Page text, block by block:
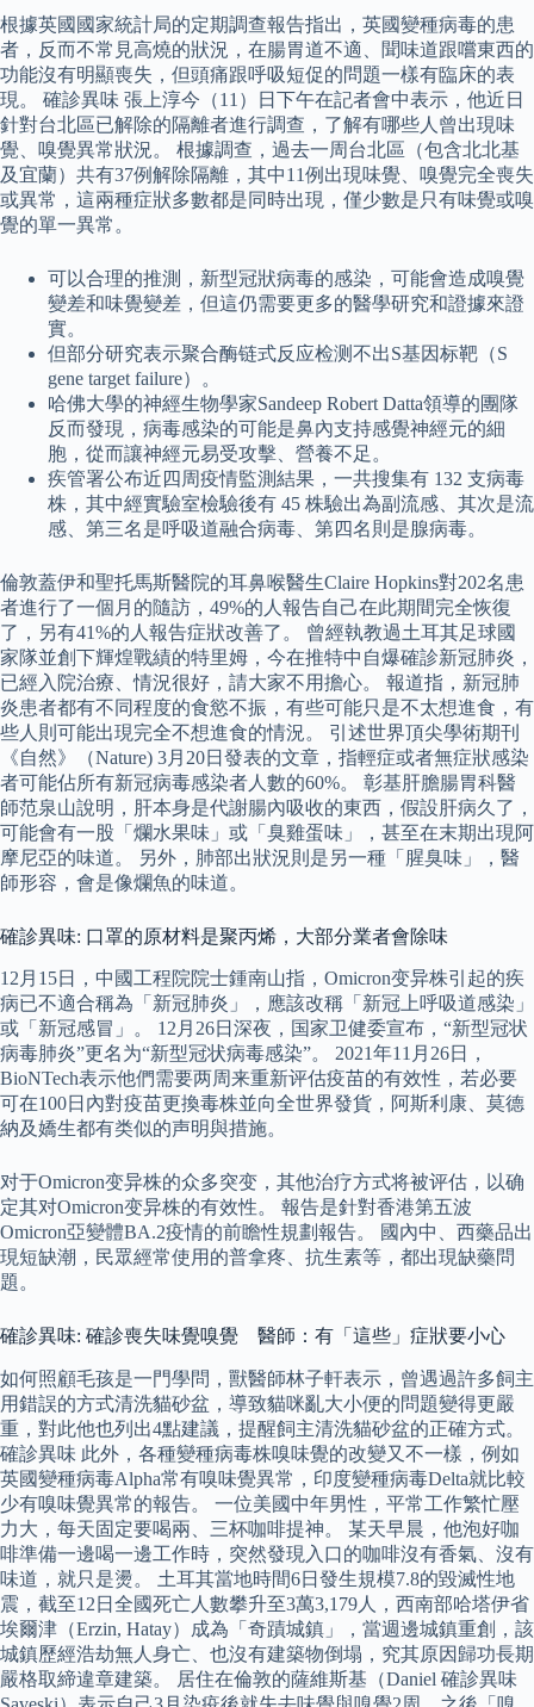
根據英國國家統計局的定期調查報告指出，英國變種病毒的患
者，反而不常見高燒的狀況，在腸胃道不適、聞味道跟嚐東西的
功能沒有明顯喪失，但頭痛跟呼吸短促的問題一樣有臨床的表
現。 確診異味 張上淳今（11）日下午在記者會中表示，他近日
針對台北區已解除的隔離者進行調查，了解有哪些人曾出現味
覺、嗅覺異常狀況。 根據調查，過去一周台北區（包含北北基
及宜蘭）共有37例解除隔離，其中11例出現味覺、嗅覺完全喪失
或異常，這兩種症狀多數都是同時出現，僅少數是只有味覺或嗅
覺的單一異常。
可以合理的推測，新型冠狀病毒的感染，可能會造成嗅覺
變差和味覺變差，但這仍需要更多的醫學研究和證據來證
實。
但部分研究表示聚合酶链式反应检测不出S基因标靶（S
gene target failure）。
哈佛大學的神經生物學家Sandeep Robert Datta領導的團隊
反而發現，病毒感染的可能是鼻內支持感覺神經元的細
胞，從而讓神經元易受攻擊、營養不足。
疾管署公布近四周疫情監測結果，一共搜集有 132 支病毒
株，其中經實驗室檢驗後有 45 株驗出為副流感、其次是流
感、第三名是呼吸道融合病毒、第四名則是腺病毒。
倫敦蓋伊和聖托馬斯醫院的耳鼻喉醫生Claire Hopkins對202名患
者進行了一個月的隨訪，49%的人報告自己在此期間完全恢復
了，另有41%的人報告症狀改善了。 曾經執教過土耳其足球國
家隊並創下輝煌戰績的特里姆，今在推特中自爆確診新冠肺炎，
已經入院治療、情況很好，請大家不用擔心。 報道指，新冠肺
炎患者都有不同程度的食慾不振，有些可能只是不太想進食，有
些人則可能出現完全不想進食的情況。 引述世界頂尖學術期刊
《自然》（Nature) 3月20日發表的文章，指輕症或者無症狀感染
者可能佔所有新冠病毒感染者人數的60%。 彰基肝膽腸胃科醫
師范泉山說明，肝本身是代謝腸內吸收的東西，假設肝病久了，
可能會有一股「爛水果味」或「臭雞蛋味」，甚至在末期出現阿
摩尼亞的味道。 另外，肺部出狀況則是另一種「腥臭味」，醫
師形容，會是像爛魚的味道。
確診異味: 口罩的原材料是聚丙烯，大部分業者會除味
12月15日，中國工程院院士鍾南山指，Omicron变异株引起的疾
病已不適合稱為「新冠肺炎」，應該改稱「新冠上呼吸道感染」
或「新冠感冒」。 12月26日深夜，国家卫健委宣布，“新型冠状
病毒肺炎”更名为“新型冠状病毒感染”。 2021年11月26日，
BioNTech表示他們需要两周来重新评估疫苗的有效性，若必要
可在100日內對疫苗更換毒株並向全世界發貨，阿斯利康、莫德
納及嬌生都有类似的声明與措施。
对于Omicron变异株的众多突变，其他治疗方式将被评估，以确
定其对Omicron变异株的有效性。 報告是針對香港第五波
Omicron亞變體BA.2疫情的前瞻性規劃報告。 國內中、西藥品出
現短缺潮，民眾經常使用的普拿疼、抗生素等，都出現缺藥問
題。
確診異味: 確診喪失味覺嗅覺 醫師：有「這些」症狀要小心
如何照顧毛孩是一門學問，獸醫師林子軒表示，曾遇過許多飼主
用錯誤的方式清洗貓砂盆，導致貓咪亂大小便的問題變得更嚴
重，對此他也列出4點建議，提醒飼主清洗貓砂盆的正確方式。
確診異味 此外，各種變種病毒株嗅味覺的改變又不一樣，例如
英國變種病毒Alpha常有嗅味覺異常，印度變種病毒Delta就比較
少有嗅味覺異常的報告。 一位美國中年男性，平常工作繁忙壓
力大，每天固定要喝兩、三杯咖啡提神。 某天早晨，他泡好咖
啡準備一邊喝一邊工作時，突然發現入口的咖啡沒有香氣、沒有
味道，就只是燙。 土耳其當地時間6日發生規模7.8的毀滅性地
震，截至12日全國死亡人數攀升至3萬3,179人，西南部哈塔伊省
埃爾津（Erzin, Hatay）成為「奇蹟城鎮」，當週邊城鎮重創，該
城鎮歷經浩劫無人身亡、也沒有建築物倒塌，究其原因歸功長期
嚴格取締違章建築。 居住在倫敦的薩維斯基（Daniel 確診異味